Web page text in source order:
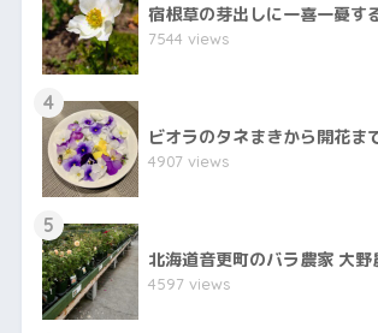
宿根草の芽出しに一喜一憂す
7544 views
4
ビオラのタネまきから開花ま
4907 views
5
北海道音更町のバラ農家 大野
4597 views